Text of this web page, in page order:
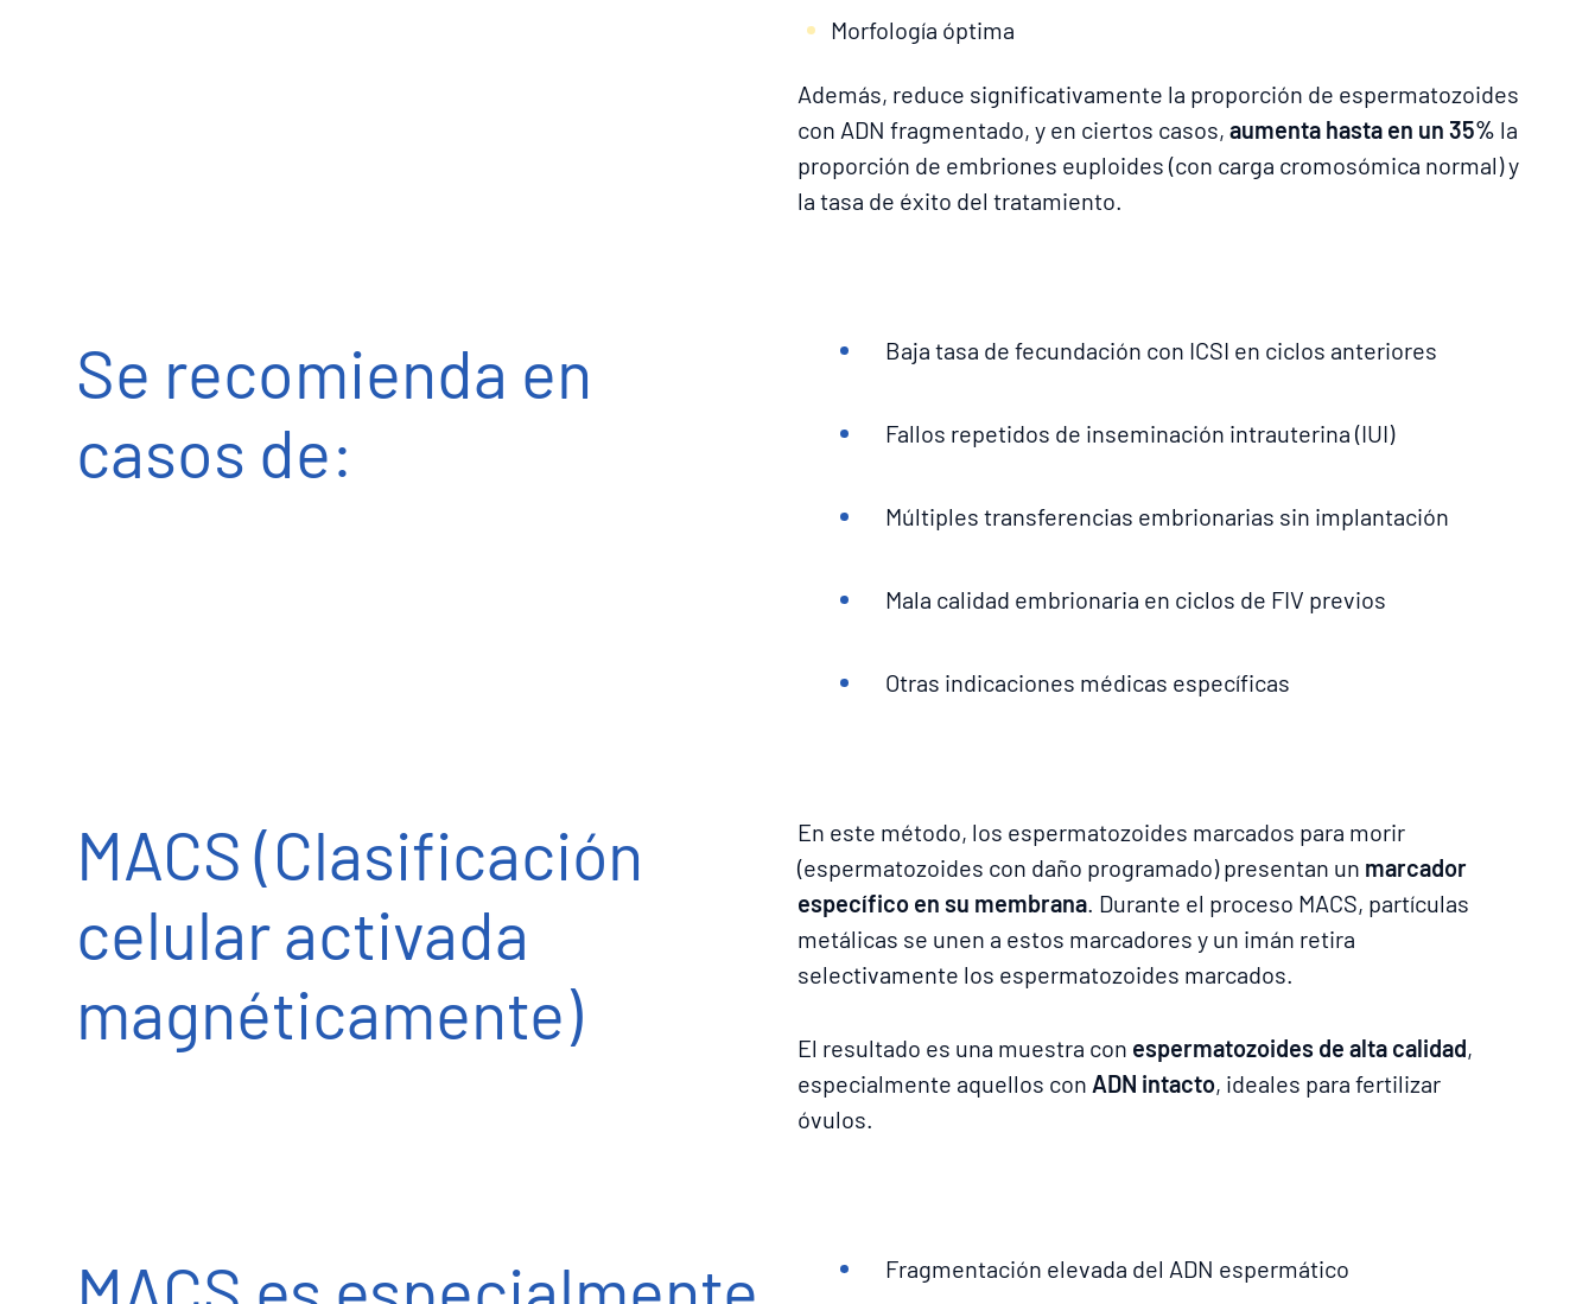
Morfología óptima
Además, reduce significativamente la proporción de espermatozoides
con ADN fragmentado, y en ciertos casos, aumenta hasta en un 35% la
proporción de embriones euploides (con carga cromosómica normal) y
la tasa de éxito del tratamiento.
Se recomienda en
casos de:
Baja tasa de fecundación con ICSI en ciclos anteriores
Fallos repetidos de inseminación intrauterina (IUI)
Múltiples transferencias embrionarias sin implantación
Mala calidad embrionaria en ciclos de FIV previos
Otras indicaciones médicas específicas
MACS (Clasificación
celular activada
magnéticamente)
En este método, los espermatozoides marcados para morir
(espermatozoides con daño programado) presentan un marcador
específico en su membrana. Durante el proceso MACS, partículas
metálicas se unen a estos marcadores y un imán retira
selectivamente los espermatozoides marcados.
El resultado es una muestra con espermatozoides de alta calidad,
especialmente aquellos con ADN intacto, ideales para fertilizar
óvulos.
Fragmentación elevada del ADN espermático